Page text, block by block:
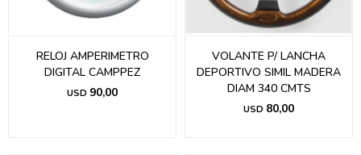
RELOJ AMPERIMETRO
DIGITAL CAMPPEZ
USD 90,00
VOLANTE P/ LANCHA
DEPORTIVO SIMIL MADERA
DIAM 340 CMTS
USD 80,00